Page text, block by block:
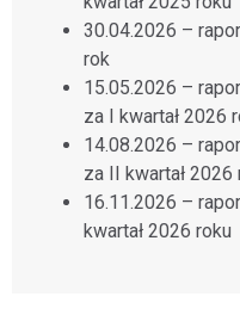
30.04.2026 –
rok
15.05.2026 –
za I kwartał 2026
14.08.2026 –
za II kwartał 2026
16.11.2026 –
kwartał 2026 roku